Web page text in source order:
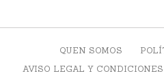
QUEN SOMOS
AVISO LEGAL Y